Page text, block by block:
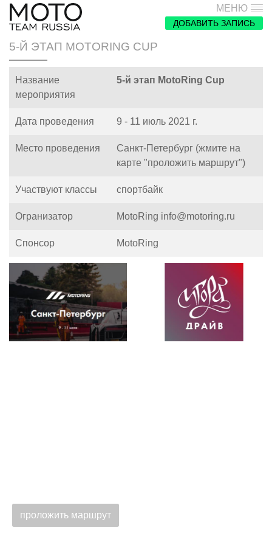
МЕНЮ
ДОБАВИТЬ ЗАПИСЬ
5-Й ЭТАП MOTORING CUP
Название
мероприятия
5-й этап MotoRing Cup
Дата проведения 9 - 11 июль 2021 г.
Место проведения
Санкт-Петербург (жмите на
карте "проложить маршрут")
Участвуют классы спортбайк
Огранизатор MotoRing info@motoring.ru
Спонсор MotoRing
проложить маршрут